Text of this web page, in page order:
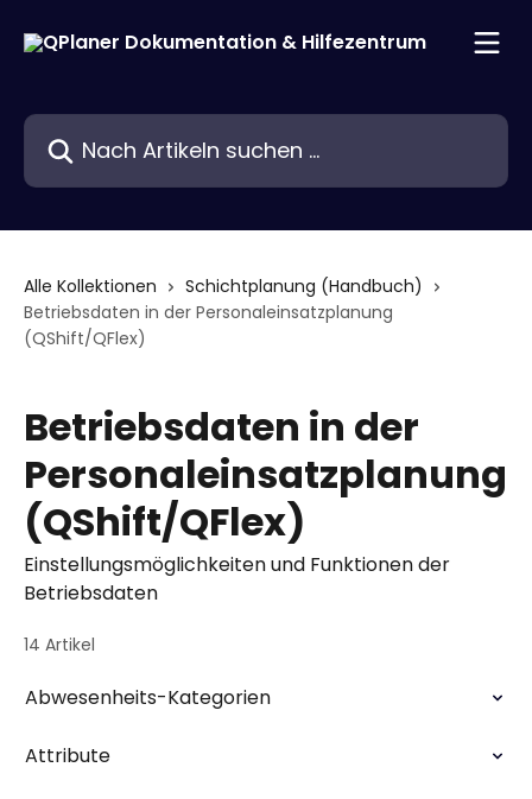
Nach Artikeln suchen …
Alle Kollektionen
Schichtplanung (Handbuch)
Betriebsdaten in der Personaleinsatzplanung
(QShift/QFlex)
Betriebsdaten in der
Personaleinsatzplanung
(QShift/QFlex)
Einstellungsmöglichkeiten und Funktionen der
Betriebsdaten
14 Artikel
Abwesenheits-Kategorien
Attribute